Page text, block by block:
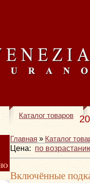
Каталог товаров
Главная » Каталог
Цена: по
Включённые